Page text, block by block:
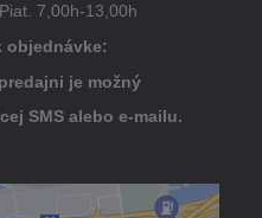
7,00h-13,00h
objednávke:
je možný
SMS alebo e-mailu.